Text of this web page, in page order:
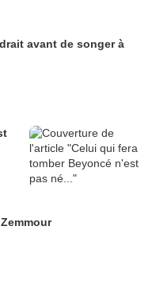
avant de songer à